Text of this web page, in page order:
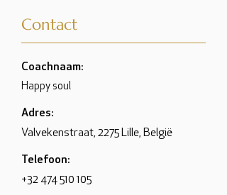
Contact
Coachnaam:
Happy soul
Adres:
Valvekenstraat, 2275 Lille, België
Telefoon:
+32 474 510 105